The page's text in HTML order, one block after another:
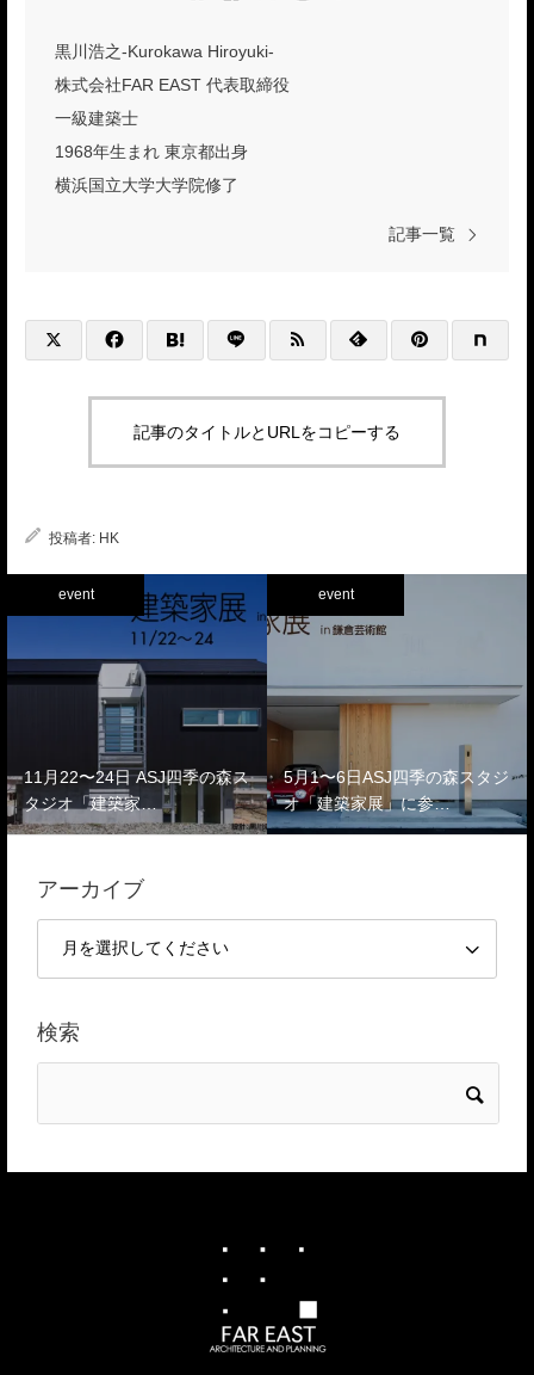
黒川浩之-Kurokawa Hiroyuki-
株式会社FAR EAST 代表取締役
一級建築士
1968年生まれ 東京都出身
横浜国立大学大学院修了
記事一覧
記事のタイトルとURLをコピーする
投稿者: HK
event
11月22〜24日 ASJ四季の森ス
タジオ「建築家…
event
5月1〜6日ASJ四季の森スタジ
オ「建築家展」に参…
アーカイブ
検索